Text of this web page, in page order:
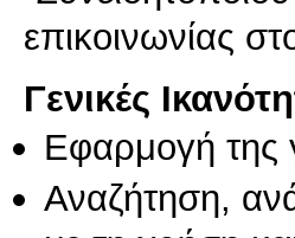
επικοινωνίας
Γενικές
Εφαρμογή της
Αναζήτηση,